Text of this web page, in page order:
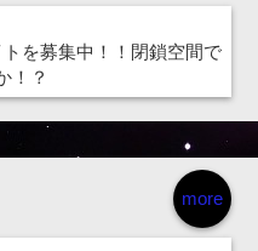
を募集中！！閉鎖空間で
！？
more